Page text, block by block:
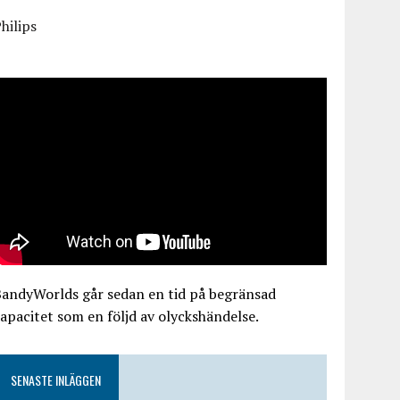
går sedan en tid på begränsad
som en följd av olyckshändelse.
SENASTE INLÄGGEN